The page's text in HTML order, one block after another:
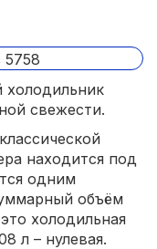
холодильник
свежести.
находится под
одним
объём
холодильная
л – нулевая.